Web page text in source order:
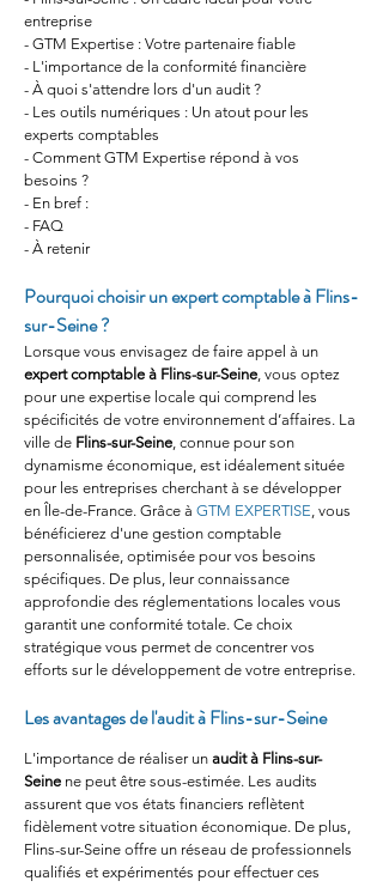
entreprise
- GTM Expertise : Votre partenaire fiable
- L'importance de la conformité financière
- À quoi s'attendre lors d'un audit ?
- Les outils numériques : Un atout pour les
experts comptables
- Comment GTM Expertise répond à vos
besoins ?
- En bref :
- FAQ
- À retenir
Pourquoi choisir un expert comptable à Flins-
sur-Seine ?
Lorsque vous envisagez de faire appel à un
expert comptable à Flins-sur-Seine, vous optez
pour une expertise locale qui comprend les
spécificités de votre environnement d’affaires. La
ville de Flins-sur-Seine, connue pour son
dynamisme économique, est idéalement située
pour les entreprises cherchant à se développer
en Île-de-France. Grâce à GTM EXPERTISE, vous
bénéficierez d'une gestion comptable
personnalisée, optimisée pour vos besoins
spécifiques. De plus, leur connaissance
approfondie des réglementations locales vous
garantit une conformité totale. Ce choix
stratégique vous permet de concentrer vos
efforts sur le développement de votre entreprise.
Les avantages de l'audit à Flins-sur-Seine
L'importance de réaliser un audit à Flins-sur-
Seine ne peut être sous-estimée. Les audits
assurent que vos états financiers reflètent
fidèlement votre situation économique. De plus,
Flins-sur-Seine offre un réseau de professionnels
qualifiés et expérimentés pour effectuer ces